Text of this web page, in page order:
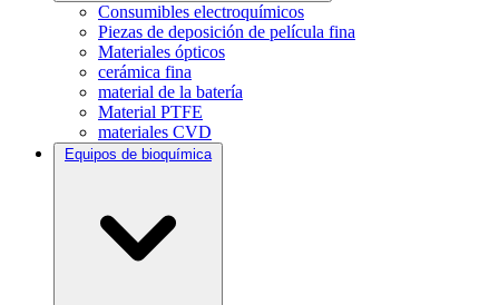
Consumibles electroquímicos
Piezas de deposición de película fina
Materiales ópticos
cerámica fina
material de la batería
Material PTFE
materiales CVD
Equipos de bioquímica